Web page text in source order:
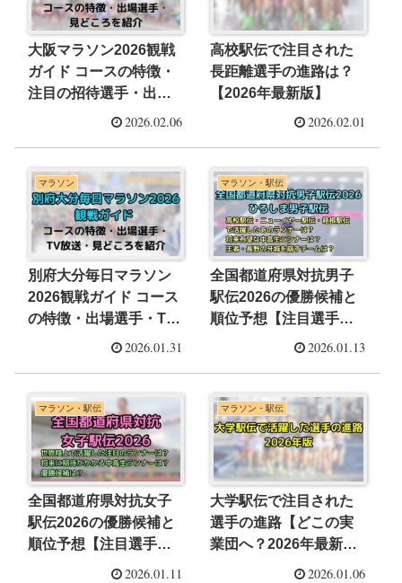
大阪マラソン2026観戦
ガイド コースの特徴・
注目の招待選手・出場
2026.02.06
高校駅伝で注目された
長距離選手の進路は？
【2026年最新版】
2026.02.01
マラソン
別府大分毎日マラソン
2026観戦ガイド コース
の特徴・出場選手・TV
放送・見どころを紹介
2026.01.31
マラソン・駅伝
全国都道府県対抗男子
駅伝2026の優勝候補と
順位予想【注目選手と
予想アンケートも】
2026.01.13
マラソン・駅伝
全国都道府県対抗女子
駅伝2026の優勝候補と
順位予想【注目選手と
予想アンケートも】2026.01.11
マラソン・駅伝
大学駅伝で注目された
選手の進路【どこの実
業団へ？2026年最新
2026.01.06